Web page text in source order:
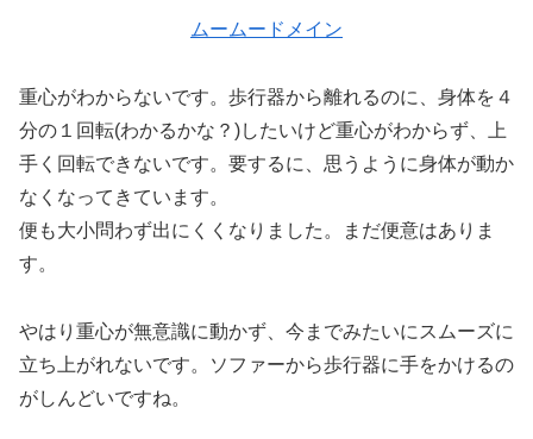
ムームードメイン
重心がわからないです。歩行器から離れるのに、身体を４
分の１回転(わかるかな？)したいけど重心がわからず、上
手く回転できないです。要するに、思うように身体が動か
なくなってきています。
便も大小問わず出にくくなりました。まだ便意はありま
す。
やはり重心が無意識に動かず、今までみたいにスムーズに
立ち上がれないです。ソファーから歩行器に手をかけるの
がしんどいですね。